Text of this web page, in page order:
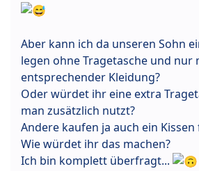
Aber kann ich da unseren Sohn
legen ohne Tragetasche und nur
entsprechender Kleidung?
Oder würdet ihr eine extra
man zusätzlich nutzt?
Andere kaufen ja auch ein
Wie würdet ihr das machen?
Ich bin komplett überfragt...